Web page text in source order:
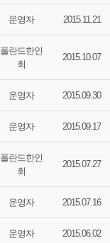
운영자 2015.11.21
폴란드한인
회
2015.10.07
운영자 2015.09.30
운영자 2015.09.17
폴란드한인
회
2015.07.27
운영자 2015.07.16
운영자 2015.06.02